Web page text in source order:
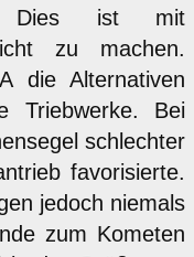
Dies ist mit
zu machen.
die Alternativen
Triebwerke. Bei
schlechter
favorisierte.
jedoch niemals
zum Kometen